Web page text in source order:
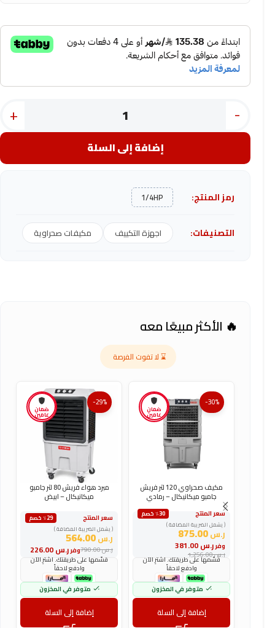
-
+
إضافة إلى السلة
رمز المنتج: 1/4HP
التصنيفات: اجهزة التكييف مكيفات صحراوية
🔥 الأكثر مبيعًا معه
⌛ لا تفوت الفرصة
ضمان
عامين
-30%
مكيف صحراوي 120 لتر فريش
جامبو ميكانيكال – رمادي
سعر المنتج
٪30 خصم
( يشمل الضريبة المضافة )
ر.س875.00
وفرر.س
ر.س1,256.00
قسّمها على طريقتك. اشترِ الآن
وادفع لاحقاً
متوفر في المخزون
إضافة إلى السلة
ضمان
عامين
-29%
مبرد هواء فريش 80 لتر جامبو
ميكانيكال – ابيض
سعر المنتج
٪29 خصم
( يشمل الضريبة المضافة )
ر.س564.00
وفرر.س ر.س790.00
قسّمها على طريقتك. اشترِ الآن
وادفع لاحقاً
متوفر في المخزون
إضافة إلى السلة